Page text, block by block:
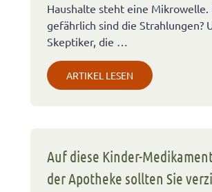
Haushalte steht eine Mikrowelle.
gefährlich sind die Strahlungen?
Skeptiker, die …
ARTIKEL LESEN
Auf diese Kinder-
der Apotheke sollten Sie